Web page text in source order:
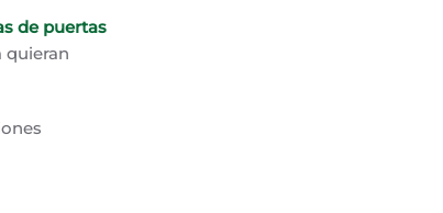
de puertas
quieran